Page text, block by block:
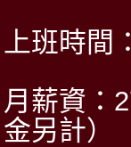
上班時間
月薪資：
金另計）